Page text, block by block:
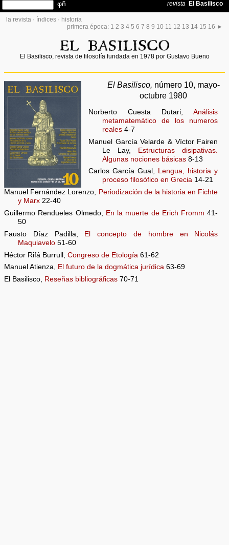
la revista · índices · historia
primera época: 1 2 3 4 5 6 7 8 9 10 11 12 13 14 15 16 ►
El Basilisco, revista de filosofía fundada en 1978 por Gustavo Bueno
El Basilisco, número 10, mayo-
octubre 1980
Norberto Cuesta Dutari,Análisis
metamatemático de los numeros
reales 4-7
Manuel García Velarde & Víctor Fairen
Le Lay, Estructuras disipativas.
Algunas nociones básicas 8-13
Carlos García Gual, Lengua, historia y
proceso filosófico en Grecia 14-21
Manuel Fernández Lorenzo, Periodización de la historia en Fichte
y Marx 22-40
Guillermo Rendueles Olmedo, En la muerte de Erich Fromm 41-
50
Fausto Díaz Padilla,
El concepto de hombre en Nicolás
Maquiavelo 51-60
Héctor Rifá Burrull,Congreso de Etología 61-62
Manuel Atienza, El futuro de la dogmática jurídica 63-69
El Basilisco, Reseñas bibliográficas 70-71